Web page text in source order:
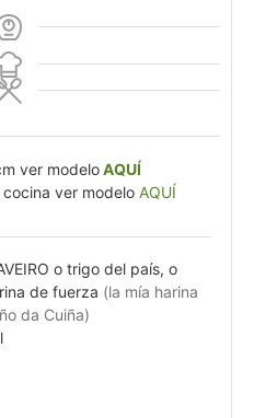
ver modeloAQUÍ
ver modelo AQUÍ
o trigo del país, o
de fuerza (la mía harina
da Cuiña)